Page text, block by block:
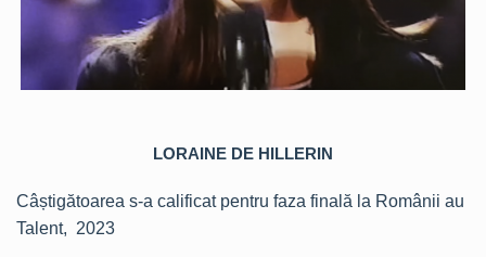
LORAINE DE HILLERIN
Câștigătoarea s-a calificat pentru faza finală la Românii au
Talent, 2023